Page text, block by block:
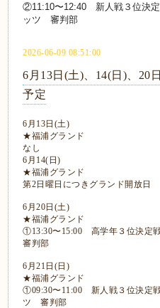
②11:10〜12:40 新人戦３位決
ッツ審判部
2026-06-09 08:51:00
6月13日(土)、14(日)、20
予定
6月13日(土)
★福浦グランド
なし
6月14(日)
★福浦グランド
第2日曜日につきグランド開放日
6月20日(土)
★福浦グランド
①13:30〜15:00 高学年３位決定
審判部
6月21日(日)
★福浦グランド
①09:30〜11:00 新人戦３位決定
ツ 審判部